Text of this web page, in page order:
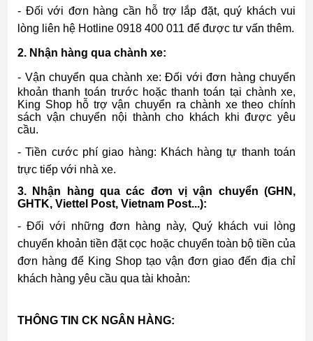
- Đối với đơn hàng cần hỗ trợ lắp đặt, quý khách vui
lòng liên hệ Hotline 0918 400 011 để được tư vấn thêm.
2. Nhận hàng qua chành xe:
- Vận chuyển qua chành xe: Đối với đơn hàng chuyển
khoản thanh toán trước hoặc thanh toán tại chành xe,
King Shop hỗ trợ vận chuyển ra chành xe theo chính
sách vận chuyển nội thành cho khách khi được yêu
cầu.
- Tiền cước phí giao hàng: Khách hàng tự thanh toán
trực tiếp với nhà xe.
3. Nhận hàng qua các đơn vị vận chuyển (GHN,
GHTK, Viettel Post, Vietnam Post...):
- Đối với những đơn hàng này, Quý khách vui lòng
chuyển khoản tiền đặt cọc hoặc chuyển toàn bộ tiền của
đơn hàng để King Shop tạo vận đơn giao đến địa chỉ
khách hàng yêu cầu qua tài khoản:
THÔNG TIN CK NGÂN HÀNG: